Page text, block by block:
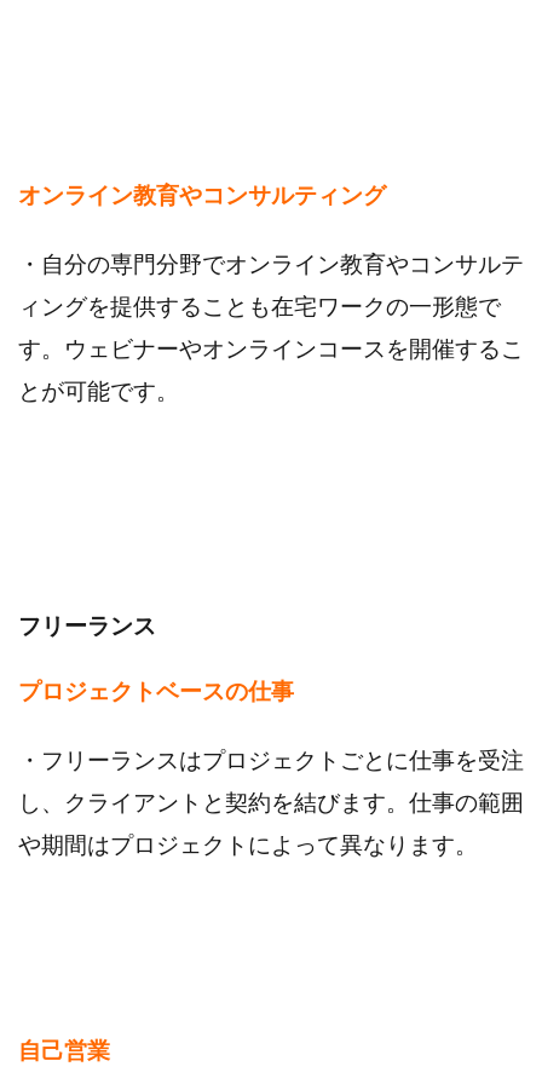
オンライン教育やコンサルティング
・自分の専門分野でオンライン教育やコンサルテ
ィングを提供することも在宅ワークの一形態で
す。ウェビナーやオンラインコースを開催するこ
とが可能です。
フリーランス
プロジェクトベースの仕事
・フリーランスはプロジェクトごとに仕事を受注
し、クライアントと契約を結びます。仕事の範囲
や期間はプロジェクトによって異なります。
自己営業